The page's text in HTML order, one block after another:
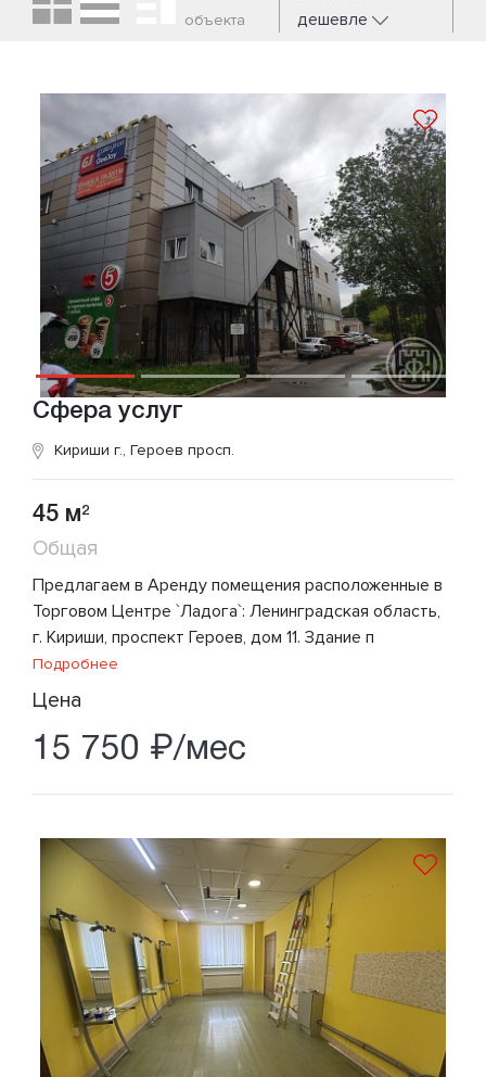
объекта
дешевле
Сфера услуг
Кириши г., Героев просп.
45 м2
Общая
Предлагаем в Аренду помещения расположенные в
Торговом Центре `Ладога`: Ленинградская область,
г. Кириши, проспект Героев, дом 11. Здание п
Подробнее
Цена
15 750 ₽/мес